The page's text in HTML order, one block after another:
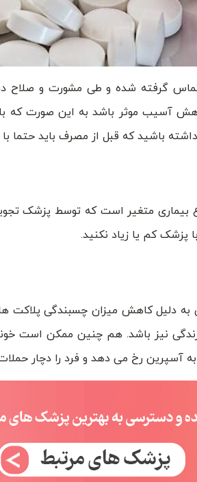
تماس گرفته شده و طی مشورت و صلاح
آسیب موثر باشد به این صورت که
باشید که قبل از مصرف باید حتما
بیماری متغیر است که توسط پزشک
پزشک کم یا زیاد نکنید.
به دلیل کاهش میزان چسبندگی پلاکت
زندگی نیز باشد. هم چنین ممکن است
آسپرین رخ می دهد و فرد را دچار